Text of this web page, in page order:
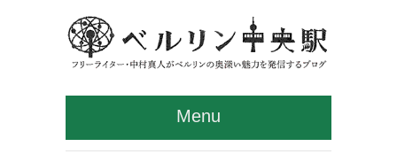
Menu